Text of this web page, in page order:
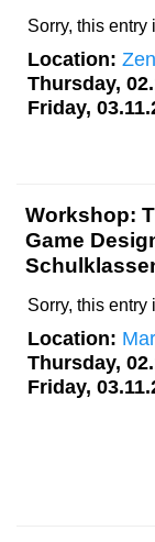
Sorry, this
Location:
Thursday,
Friday,
Workshop:
Game
Sorry, this
Location:
Thursday,
Friday,